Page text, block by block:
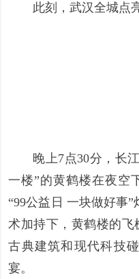
此刻，武汉全城点
晚上7点30分，长
一楼”的黄鹤楼在夜空
“99公益日 一块做好事
术加持下，黄鹤楼的飞
古典建筑和现代科技
宴。